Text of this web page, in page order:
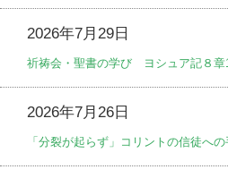
2026年7月29日
祈祷会・聖書の学び ヨシュア記８章
2026年7月26日
「分裂が起らず」コリントの信徒へ